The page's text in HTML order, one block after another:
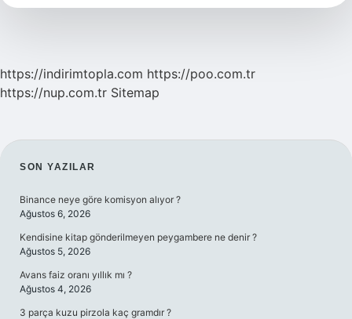
https://indirimtopla.com https://poo.com.tr
https://nup.com.tr Sitemap
SIDEBAR
SON YAZILAR
Binance neye göre komisyon alıyor ?
Ağustos 6, 2026
Kendisine kitap gönderilmeyen peygambere ne denir ?
Ağustos 5, 2026
Avans faiz oranı yıllık mı ?
Ağustos 4, 2026
3 parça kuzu pirzola kaç gramdır ?